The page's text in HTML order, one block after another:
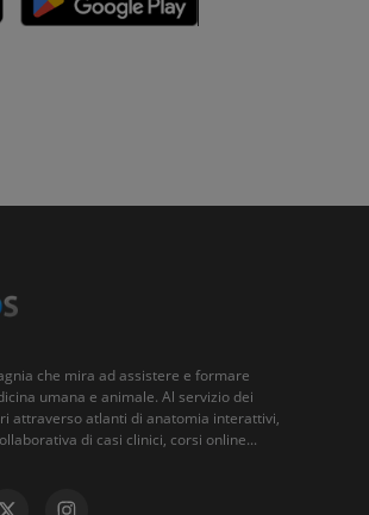
che mira ad assistere e formare
umana e animale. Al servizio dei
attraverso atlanti di anatomia interattivi,
di casi clinici, corsi online...